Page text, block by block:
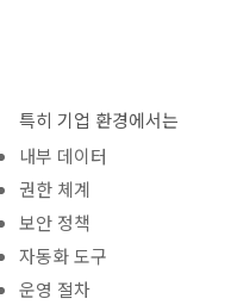
특히 기업 환경에서는
내부 데이터
권한 체계
보안 정책
자동화 도구
운영 절차